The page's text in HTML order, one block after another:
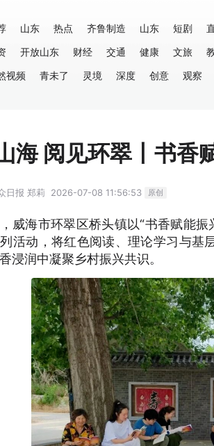
山东 热点 齐鲁制造 山东 短剧
开放山东 财经 交通 健康 文旅
视频
青未了 灵境 深度 创意 观察
海 阅见环翠丨书香
日报 郑莉 2026-07-08 11:56:53 原创
威海市环翠区桥头镇以“书香赋能
活动，将红色阅读、理论学习与基
浸润中凝聚乡村振兴共识。